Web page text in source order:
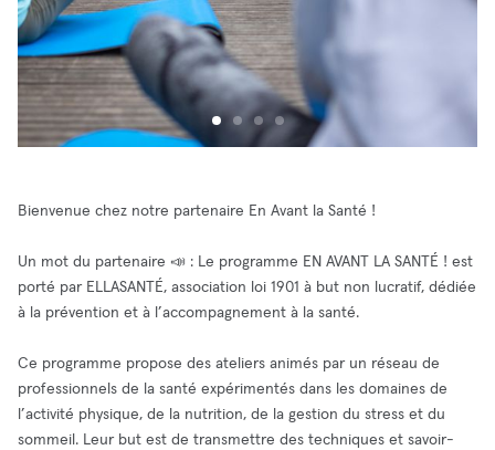
Bienvenue chez notre partenaire En Avant la Santé !
Un mot du partenaire 📣 : Le programme EN AVANT LA SANTÉ ! est
porté par ELLASANTÉ, association loi 1901 à but non lucratif, dédiée
à la prévention et à l’accompagnement à la santé.
Ce programme propose des ateliers animés par un réseau de
professionnels de la santé expérimentés dans les domaines de
l’activité physique, de la nutrition, de la gestion du stress et du
sommeil. Leur but est de transmettre des techniques et savoir-